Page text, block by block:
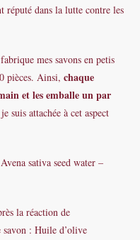
réputé dans la lutte contre les
mes savons en petis
pièces. Ainsi, chaque
et les emballe un par
suis attachée à cet aspect
sativa seed water –
la réaction de
: Huile d’olive